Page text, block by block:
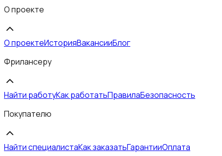
О проекте
О проектеИсторияВакансииБлог
Фрилансеру
Найти работуКак работатьПравилаБезопасность
Покупателю
Найти специалистаКак заказатьГарантииОплата